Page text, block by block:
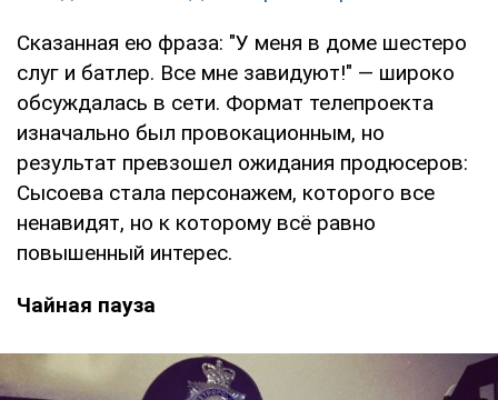
Сказанная ею фраза: "У меня в доме шестеро
слуг и батлер. Все мне завидуют!" — широко
обсуждалась в сети. Формат телепроекта
изначально был провокационным, но
результат превзошел ожидания продюсеров:
Сысоева стала персонажем, которого все
ненавидят, но к которому всё равно
повышенный интерес.
Чайная пауза